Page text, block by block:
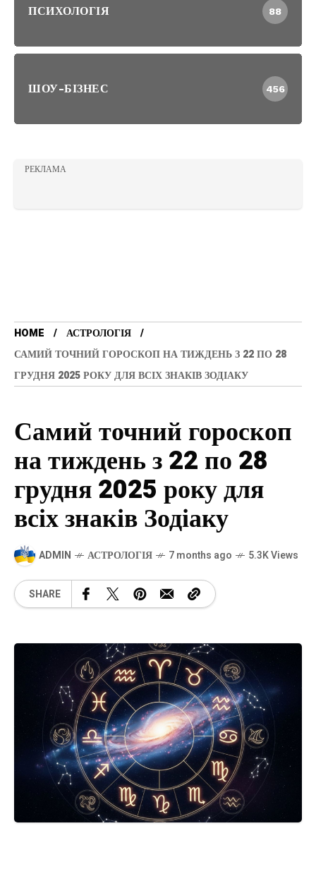
ПСИХОЛОГІЯ 88
ШОУ-БІЗНЕС 456
РЕКЛАМА
HOME
АСТРОЛОГІЯ
САМИЙ ТОЧНИЙ ГОРОСКОП НА ТИЖДЕНЬ З 22 ПО 28
ГРУДНЯ 2025 РОКУ ДЛЯ ВСІХ ЗНАКІВ ЗОДІАКУ
Самий точний гороскоп
на тиждень з 22 по 28
грудня 2025 року для
всіх знаків Зодіаку
ADMIN АСТРОЛОГІЯ 7 months ago 5.3K Views
SHARE